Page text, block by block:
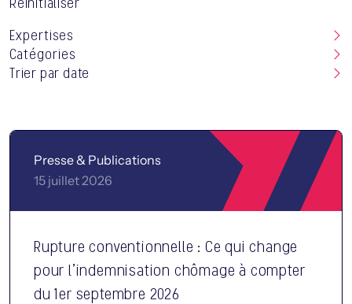
NOUS CONTACTER
Expertises
Catégories
Trier par date
Presse & Publications
15 juillet 2026
Rupture conventionnelle : Ce qui change
pour l’indemnisation chômage à compter
du 1er septembre 2026